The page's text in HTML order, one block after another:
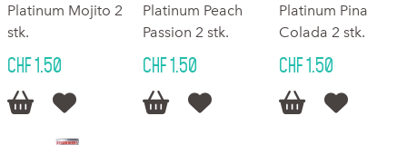
Platinum Mojito 2
stk.
CHF 1.50
 
Platinum Peach
Passion 2 stk.
CHF 1.50
 
Platinum Pina
Colada 2 stk.
CHF 1.50
 